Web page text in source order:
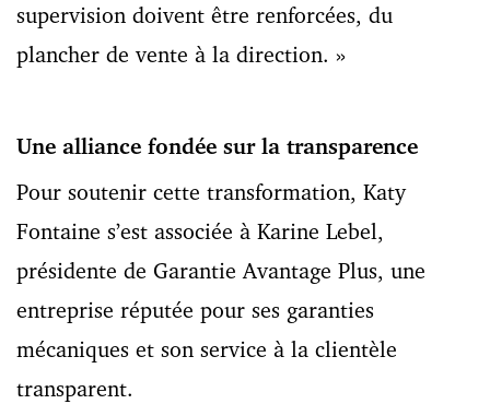
supervision doivent être renforcées, du
plancher de vente à la direction. »
Une alliance fondée sur la transparence
Pour soutenir cette transformation, Katy
Fontaine s’est associée à Karine Lebel,
présidente de Garantie Avantage Plus, une
entreprise réputée pour ses garanties
mécaniques et son service à la clientèle
transparent.